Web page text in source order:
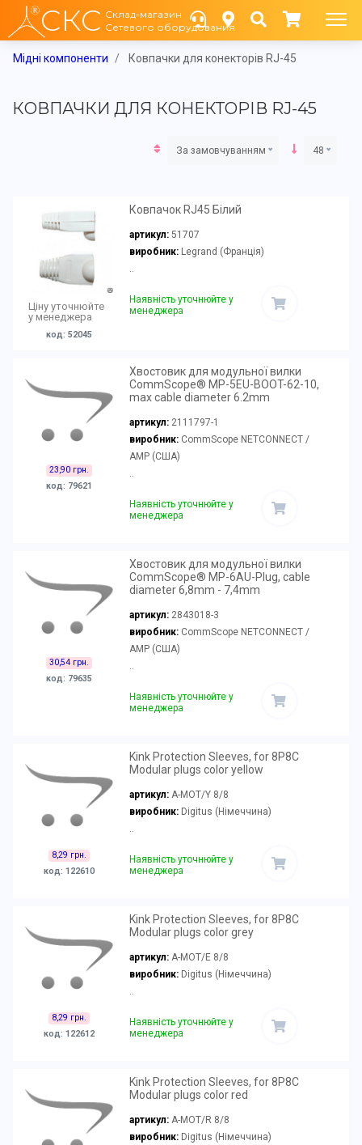
СКС Склад-магазин
Сетевого оборудования
Мідні компоненти Ковпачки для конекторів RJ-45
КОВПАЧКИ ДЛЯ КОНЕКТОРІВ RJ-45
За замовчуванням 48
Ціну уточнюйте
у менеджера
код: 52045
Ковпачок RJ45 Білий
артикул: 51707
виробник:Legrand (Франція)
..
Наявність уточнюйте у
менеджера
23,90 грн.
код: 79621
Хвостовик для модульної вилки
CommScope® MP-5EU-BOOT-62-10,
max cable diameter 6.2mm
артикул: 2111797-1
виробник:CommScope NETCONNECT /
AMP (США)
Наявність уточнюйте у
менеджера
30,54 грн.
код: 79635
Хвостовик для модульної вилки
CommScope® MP-6AU-Plug, cable
diameter 6,8mm - 7,4mm
артикул: 2843018-3
виробник:CommScope NETCONNECT /
AMP (США)
Наявність уточнюйте у
менеджера
8,29 грн.
код: 122610
Kink Protection Sleeves, for 8P8C
Modular plugs color yellow
артикул: A-MOT/Y 8/8
виробник:Digitus (Німеччина)
Наявність уточнюйте у
менеджера
8,29 грн.
код: 122612
Kink Protection Sleeves, for 8P8C
Modular plugs color grey
артикул: A-MOT/E 8/8
виробник:Digitus (Німеччина)
Наявність уточнюйте у
менеджера
Kink Protection Sleeves, for 8P8C
Modular plugs color red
артикул: A-MOT/R 8/8
виробник:Digitus (Німеччина)